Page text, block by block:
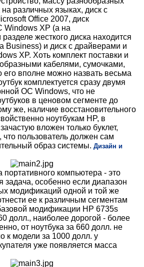
различных языках, диск с
Office 2007, диск
Windows XP (а на
жесткого диска находится
Business) и диск с драйверами и
XP. Хоть комплект поставки и
кабелями, сумочками,
вполне можно назвать весьма
комплектуется сразу двумя
ОС Windows, что не
в ценовом сегменте до
же, наличие восстановительного
ноутбукам HP, в
вложен только буклет,
пользователь должен сам
образ системы. Дизайн и
портативного компьютера - это
задача, особенно если диапазон
модификаций одной и той же
ее к различным сегментам
модификации HP 6735s
долл., наиболее дорогой - более
от ноутбука за 660 долл. не
к модели за 1000 долл. у
уже появляется масса